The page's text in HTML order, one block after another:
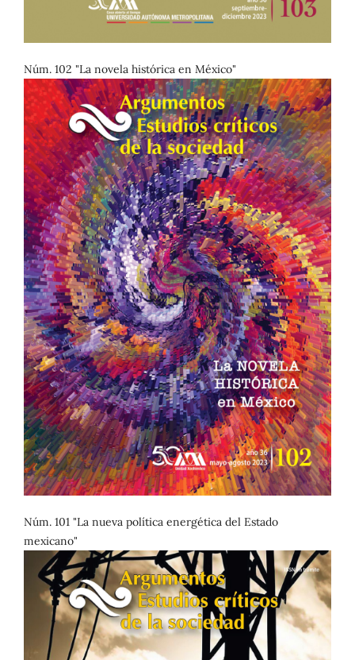
Núm. 102 "La novela histórica en México"
Núm. 101 "La nueva política energética del Estado
mexicano"